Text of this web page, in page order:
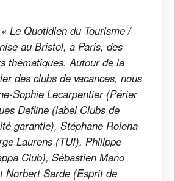
Le Quotidien du Tourisme /
au Bristol, à Paris, des
thématiques. Autour de la
des clubs de vacances, nous
Sophie Lecarpentier (Périer
Defline (label Clubs de
garantie), Stéphane Roiena
Laurens (TUI), Philippe
Club), Sébastien Mano
Norbert Sarde (Esprit de